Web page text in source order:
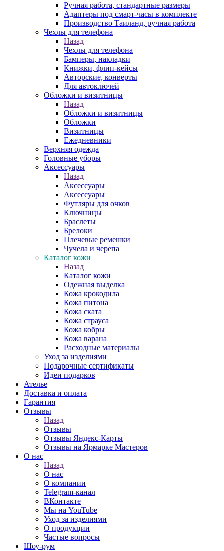
Ручная работа, стандартные размеры
Адаптеры под смарт-часы в комплекте
Производство Таиланд, ручная работа
Чехлы для телефона
Назад
Чехлы для телефона
Бамперы, накладки
Книжки, флип-кейсы
Авторские, конверты
Для автоключей
Обложки и визитницы
Назад
Обложки и визитницы
Обложки
Визитницы
Ежедневники
Верхняя одежда
Головные уборы
Аксессуары
Назад
Аксессуары
Аксессуары
Футляры для очков
Ключницы
Браслеты
Брелоки
Плечевые ремешки
Чучела и черепа
Каталог кожи
Назад
Каталог кожи
Одежная выделка
Кожа крокодила
Кожа питона
Кожа ската
Кожа страуса
Кожа кобры
Кожа варана
Расходные материалы
Уход за изделиями
Подарочные сертификаты
Идеи подарков
Ателье
Доставка и оплата
Гарантия
Отзывы
Назад
Отзывы
Отзывы Яндекс-Карты
Отзывы на Ярмарке Мастеров
О нас
Назад
О нас
О компании
Telegram-канал
ВКонтакте
Мы на YouTube
Уход за изделиями
О продукции
Частые вопросы
Шоу-рум